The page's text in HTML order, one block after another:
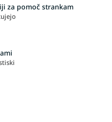
za pomoč strankam